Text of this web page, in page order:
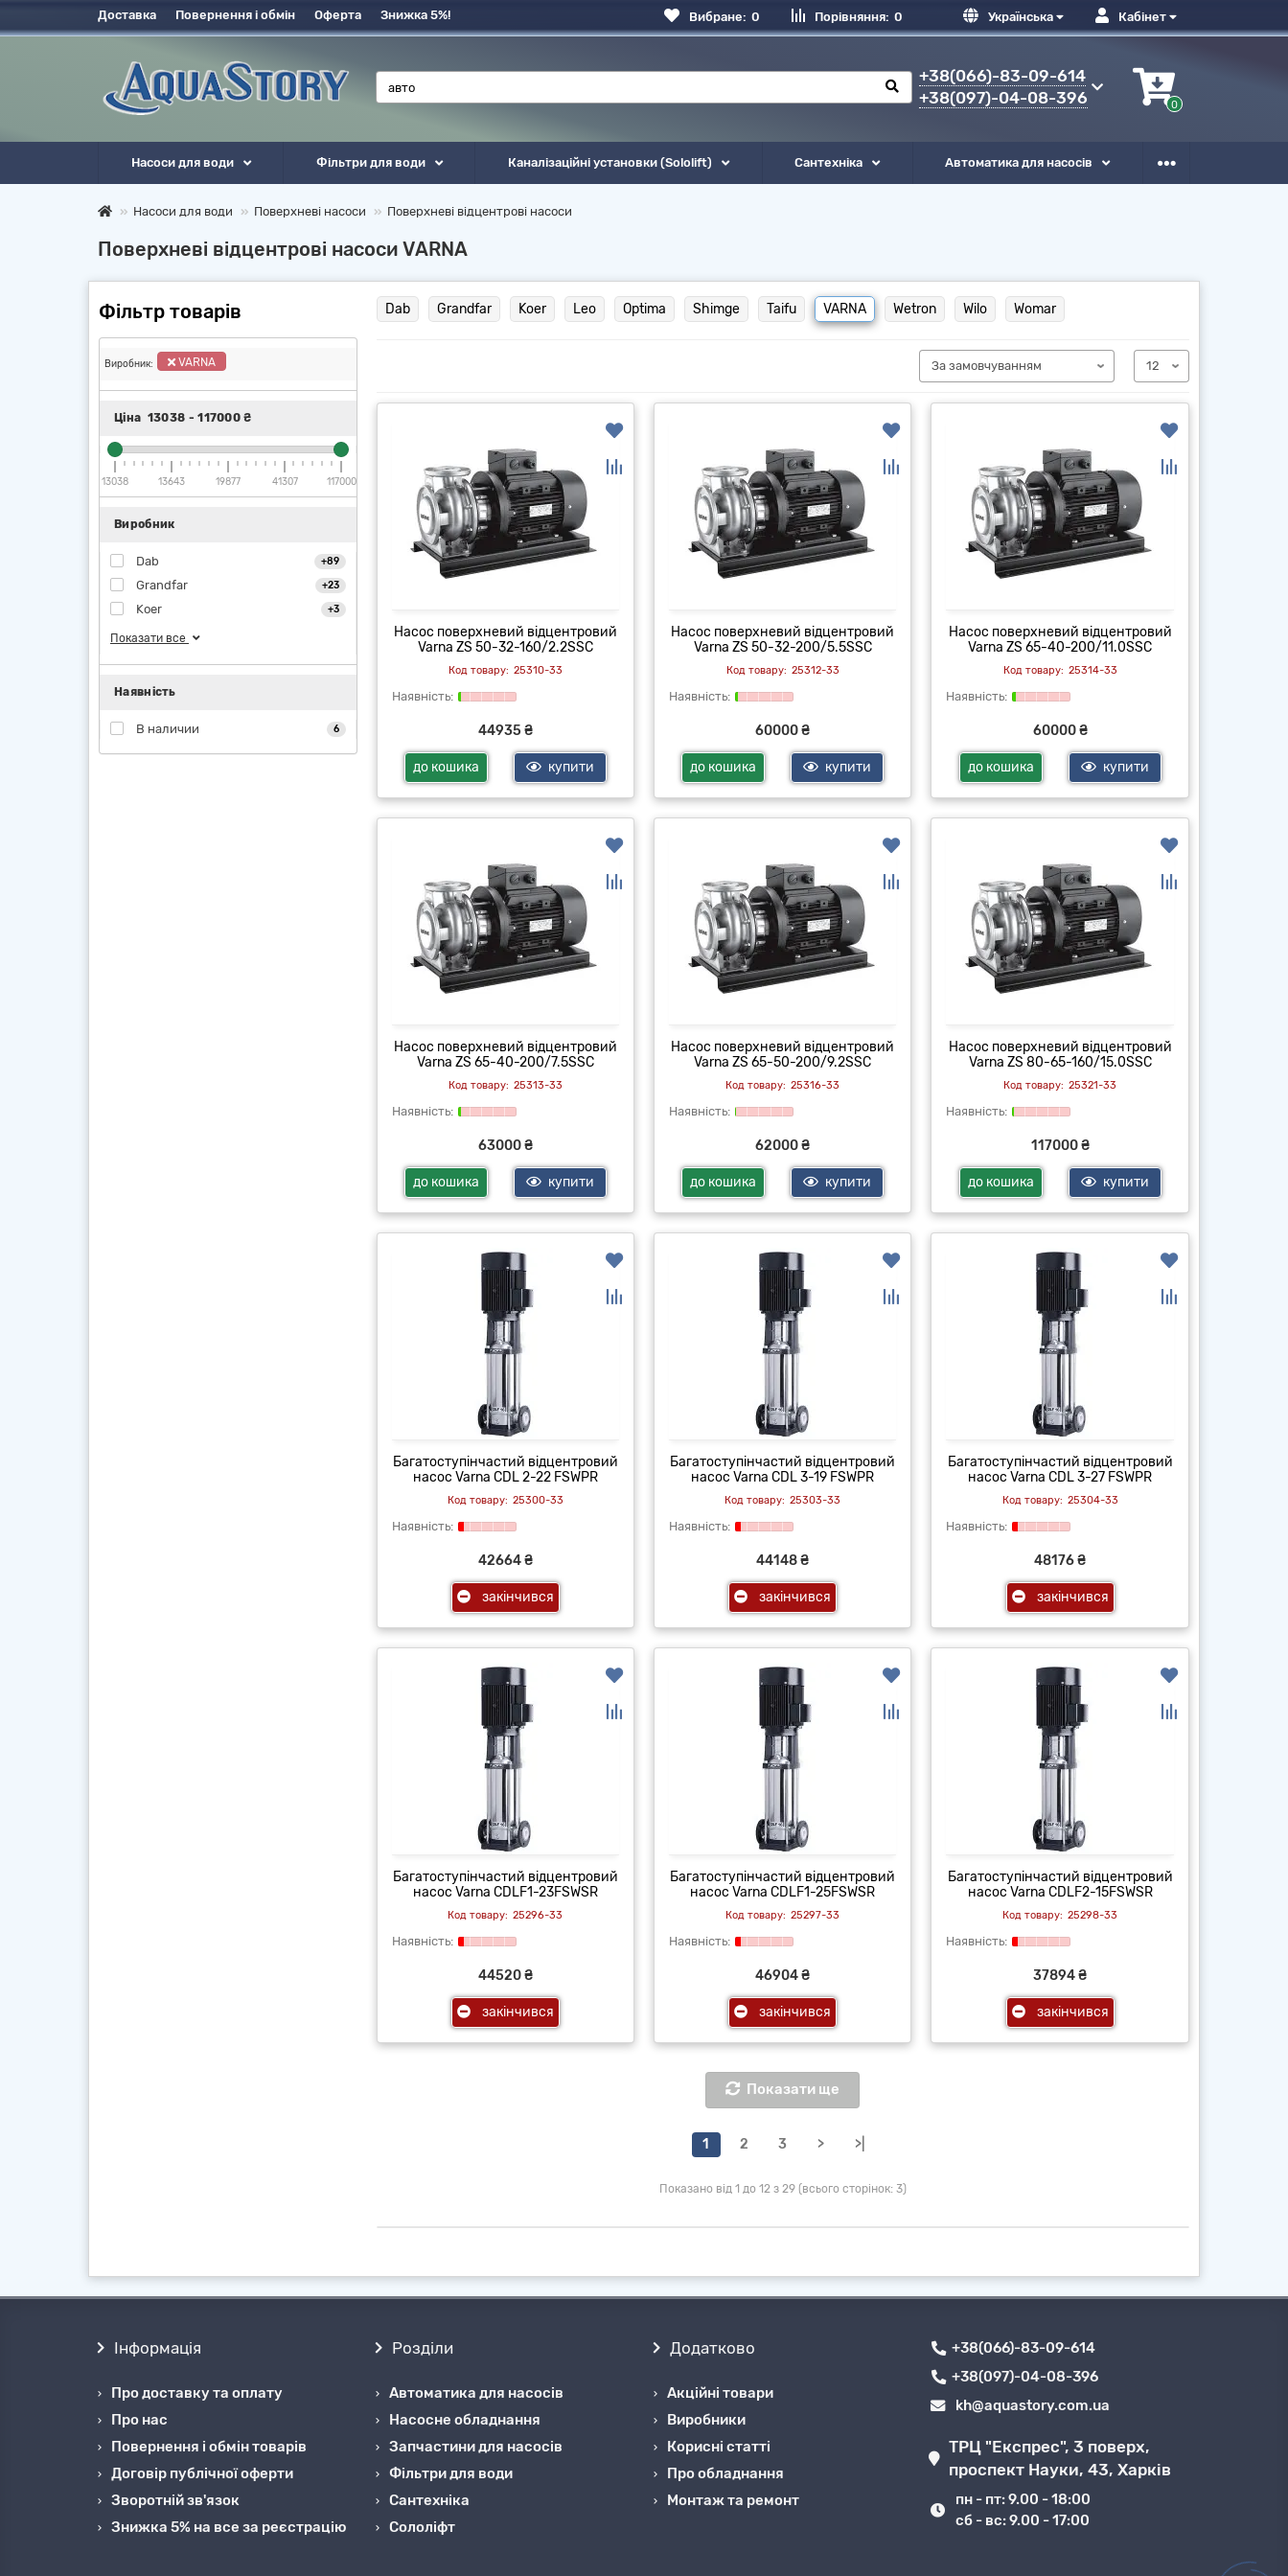
Кабінет
Українська
Порівняння: 0
Вибране: 0
Доставка Повернення і обмін Оферта Знижка 5%!
+38(066)-83-09-614
+38(097)-04-08-396
0
Насоси для води Фільтри для води Каналізаційні установки (Sololift) Сантехніка Автоматика для насосів
Насоси для води Поверхневі насоси Поверхневі відцентрові насоси
Поверхневі відцентрові насоси VARNA
Фільтр товарів
Виробник: VARNA
Ціна 13038 -117000 ₴
13038 13643 19877 41307 117000
Виробник
Dab +89
Grandfar +23
Koer +3
Показати все
Наявність
В наличии 6
Dab Grandfar Koer Leo Optima Shimge Taifu VARNA Wetron Wilo Womar
Насос поверхневий відцентровий
Varna ZS 50-32-160/2.2SSC
25310-33
44935 ₴
до кошика купити
Насос поверхневий відцентровий
Varna ZS 50-32-200/5.5SSC
25312-33
60000 ₴
до кошика купити
Насос поверхневий відцентровий
Varna ZS 65-40-200/11.0SSC
25314-33
60000 ₴
до кошика купити
Насос поверхневий відцентровий
Varna ZS 65-40-200/7.5SSC
25313-33
63000 ₴
до кошика купити
Насос поверхневий відцентровий
Varna ZS 65-50-200/9.2SSC
25316-33
62000 ₴
до кошика купити
Насос поверхневий відцентровий
Varna ZS 80-65-160/15.0SSC
25321-33
117000 ₴
до кошика купити
Багатоступінчастий відцентровий
насос Varna CDL 2-22 FSWPR
25300-33
42664 ₴
закінчився
Багатоступінчастий відцентровий
насос Varna CDL 3-19 FSWPR
25303-33
44148 ₴
закінчився
Багатоступінчастий відцентровий
насос Varna CDL 3-27 FSWPR
25304-33
48176 ₴
закінчився
Багатоступінчастий відцентровий
насос Varna CDLF1-23FSWSR
25296-33
44520 ₴
закінчився
Багатоступінчастий відцентровий
насос Varna CDLF1-25FSWSR
25297-33
46904 ₴
закінчився
Багатоступінчастий відцентровий
насос Varna CDLF2-15FSWSR
25298-33
37894 ₴
закінчився
Показати ще
1 2 3 > >|
Показано від 1 до 12 з 29 (всього сторінок: 3)
Інформація
Про доставку та оплату
Про нас
Повернення і обмін товарів
Договір публічної оферти
Зворотній зв'язок
Знижка 5% на все за реєстрацію
Розділи
Автоматика для насосів
Насосне обладнання
Запчастини для насосів
Фільтри для води
Сантехніка
Cололіфт
Додатково
Акційні товари
Виробники
Корисні статті
Про обладнання
Монтаж та ремонт
+38(066)-83-09-614
+38(097)-04-08-396
kh@aquastory.com.ua
ТРЦ "Експрес", 3 поверх,
проспект Науки, 43, Харків
пн - пт: 9.00 - 18:00
сб - вс: 9.00 - 17:00